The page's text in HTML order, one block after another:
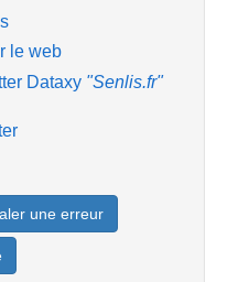
le web
Dataxy "Senlis.fr"
une erreur